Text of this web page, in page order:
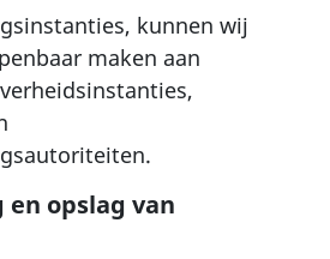
kunnen wij
maken aan
en opslag van